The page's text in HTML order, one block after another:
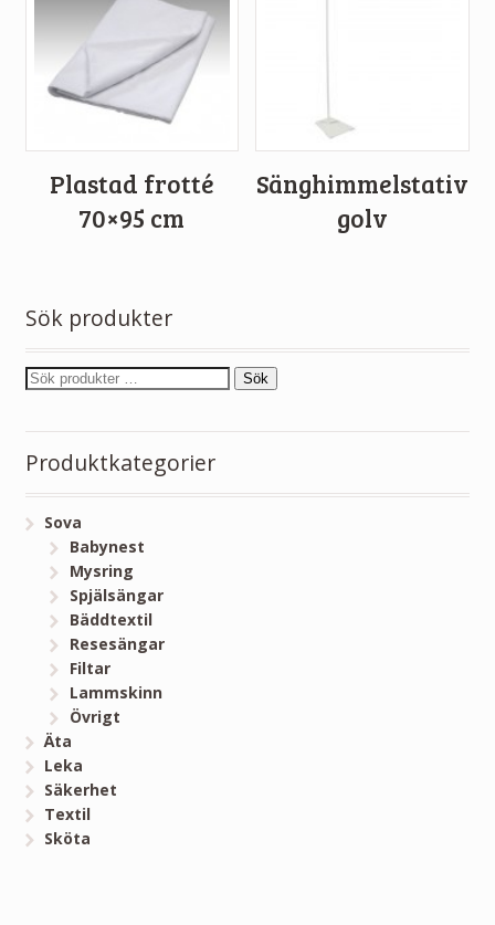
Plastad frotté
70×95 cm
Sänghimmelstativ
golv
Sök produkter
Sök
Produktkategorier
Sova
Babynest
Mysring
Spjälsängar
Bäddtextil
Resesängar
Filtar
Lammskinn
Övrigt
Äta
Leka
Säkerhet
Textil
Sköta